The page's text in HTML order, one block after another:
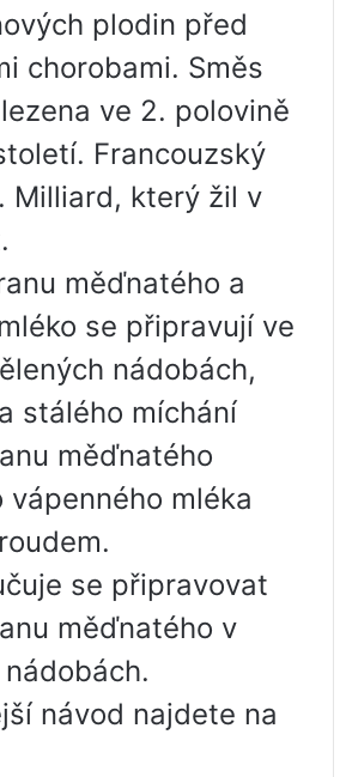
plodin před
chorobami. Směs
ve 2. polovině
Francouzský
Milliard, který žil v
měďnatého a
se připravují ve
nádobách,
stálého míchání
měďnatého
vápenného mléka
se připravovat
měďnatého v
návod najdete na